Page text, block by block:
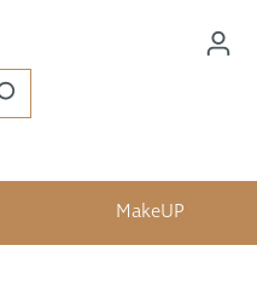
MakeUP